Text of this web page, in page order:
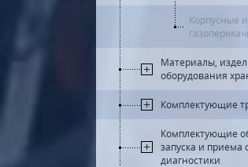
Корпусные
Материалы,
оборудования
Комплектующие
Комплектующие
запуска и приема
диагностики